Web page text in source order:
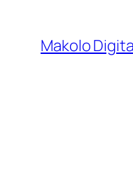
Makolo